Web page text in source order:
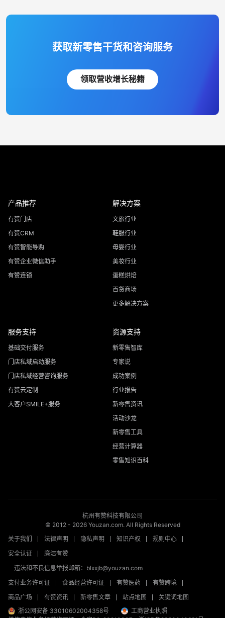
获取新零售干货和咨询服务
领取营收增长秘籍
产品推荐
有赞门店
有赞CRM
有赞智能导购
有赞企业微信助手
有赞连锁
解决方案
文旅行业
鞋服行业
母婴行业
美妆行业
蛋糕烘焙
百货商场
更多解决方案
服务支持
基础交付服务
门店私域启动服务
门店私域经营咨询服务
有赞云定制
大客户SMILE+服务
资源支持
新零售智库
专家说
成功案例
行业报告
新零售资讯
活动沙龙
新零售工具
经营计算器
零售知识百科
杭州有赞科技有限公司
© 2012 - 2026Youzan.com. All Rights Reserved
关于我们
法律声明 隐私声明 知识产权
规则中心
安全认证
廉洁有赞
违法和不良信息举报邮箱：blxxjb@youzan.com
支付业务许可证
食品经营许可证 有赞医药
有赞跨境
商品广场
有赞资讯 新零售文章 站点地图
关键词地图
浙公网安备 33010602004358号
工商营业执照